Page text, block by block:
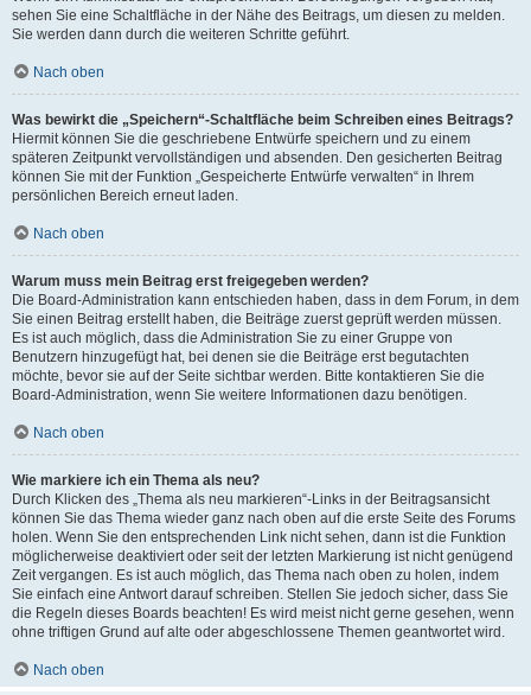
sehen Sie eine Schaltfläche in der Nähe des Beitrags, um diesen zu melden.
Sie werden dann durch die weiteren Schritte geführt.
Nach oben
Was bewirkt die „Speichern“-Schaltfläche beim Schreiben eines Beitrags?
Hiermit können Sie die geschriebene Entwürfe speichern und zu einem
späteren Zeitpunkt vervollständigen und absenden. Den gesicherten Beitrag
können Sie mit der Funktion „Gespeicherte Entwürfe verwalten“ in Ihrem
persönlichen Bereich erneut laden.
Nach oben
Warum muss mein Beitrag erst freigegeben werden?
Die Board-Administration kann entschieden haben, dass in dem Forum, in dem
Sie einen Beitrag erstellt haben, die Beiträge zuerst geprüft werden müssen.
Es ist auch möglich, dass die Administration Sie zu einer Gruppe von
Benutzern hinzugefügt hat, bei denen sie die Beiträge erst begutachten
möchte, bevor sie auf der Seite sichtbar werden. Bitte kontaktieren Sie die
Board-Administration, wenn Sie weitere Informationen dazu benötigen.
Nach oben
Wie markiere ich ein Thema als neu?
Durch Klicken des „Thema als neu markieren“-Links in der Beitragsansicht
können Sie das Thema wieder ganz nach oben auf die erste Seite des Forums
holen. Wenn Sie den entsprechenden Link nicht sehen, dann ist die Funktion
möglicherweise deaktiviert oder seit der letzten Markierung ist nicht genügend
Zeit vergangen. Es ist auch möglich, das Thema nach oben zu holen, indem
Sie einfach eine Antwort darauf schreiben. Stellen Sie jedoch sicher, dass Sie
die Regeln dieses Boards beachten! Es wird meist nicht gerne gesehen, wenn
ohne triftigen Grund auf alte oder abgeschlossene Themen geantwortet wird.
Nach oben